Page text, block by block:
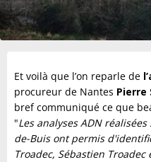
Et voilà que l’on reparle de
procureur de Nantes Pierre
bref communiqué ce que
"Les analyses ADN
de-Buis ont permis
Troadec, Sébastien